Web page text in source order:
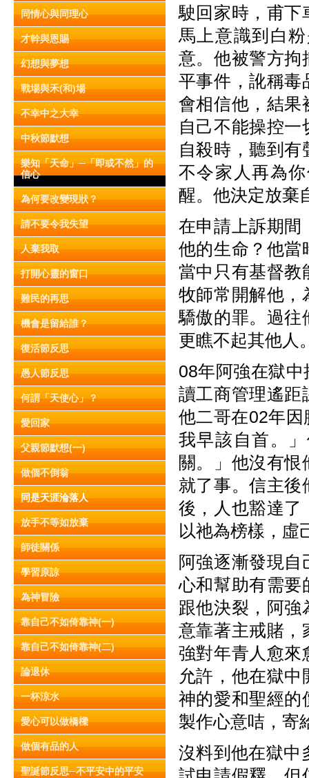
同情心與同理心
才幹與恩賜
幻想與夢想
戰場與禾(和)場
不幸中之大幸
中秋節默想
樂知「天命」─「即或不然」的
信心
為何要改變現狀？
請不要令我失望
人棄我取
打開心靈的窗口
難民的再思
機會是留給誰？
復活節反思
愚人節反思
何謂「天使心」？
愛回家
父親節默想(一)
做個不倒翁
同是天涯淪落人
放手不等如放棄
師徒關係
學習原諒
為神冒險
靠自己不如倚靠神(一)
靠自己不如倚靠神(二)
論退休
一杯涼水
愛心可以做橋樑
做個有品的人
聖誕節反思─不平安中的平安
駛回家時，甫下
馬上意識到白
意。他被警方拘
平事件，訛稱毒
會相信他，結果
自己不能操控
自殺時，聽到
不令家人再為
醒。他決定放棄
在申請上訴期間
他的生命？他當
當中只有基督教
牧師常開解他，
驕傲的罪。過往
更瞧不起其他人
08年阿強在獄
讀工商管理遙距
他二哥在02年
我早該自首。
關。」他沒有
就了事。信主後
後，人也豁達了
以祂為榜樣，虛
阿強逐漸發現
心和幫助有需要
跟他決裂，阿強
意靠著主戒賭，
強對年青人愈來
允許，他在獄
神的愛和聖經的
製作心意咭，寄
沒料到他在獄中